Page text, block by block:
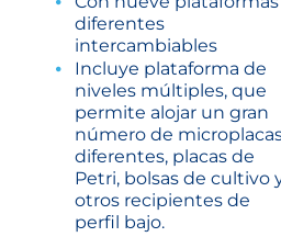
diferentes
intercambiables
Incluye plataforma de
niveles múltiples, que
permite alojar un gran
número de
diferentes, placas de
Petri, bolsas de cultivo
otros recipientes de
perfil bajo.